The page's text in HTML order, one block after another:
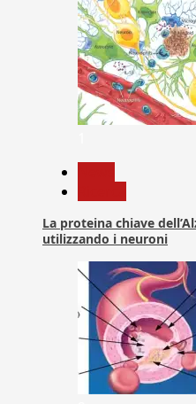
La proteina chiave
utilizzando i neuroni